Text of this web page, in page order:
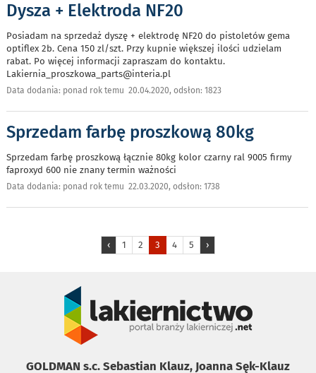
Dysza + Elektroda NF20
Posiadam na sprzedaż dyszę + elektrodę NF20 do pistoletów gema
optiflex 2b. Cena 150 zl/szt. Przy kupnie większej ilości udzielam
rabat. Po więcej informacji zapraszam do kontaktu.
Lakiernia_proszkowa_parts@interia.pl
Data dodania: ponad rok temu 20.04.2020, odsłon: 1823
Sprzedam farbę proszkową 80kg
Sprzedam farbę proszkową łącznie 80kg kolor czarny ral 9005 firmy
faproxyd 600 nie znany termin ważności
Data dodania: ponad rok temu 22.03.2020, odsłon: 1738
‹ 1 2 3 4 5 ›
GOLDMAN s.c. Sebastian Klauz, Joanna Sęk-Klauz